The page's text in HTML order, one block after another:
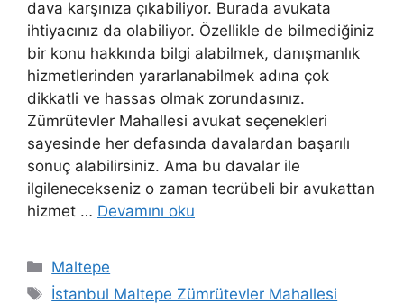
dava karşınıza çıkabiliyor. Burada avukata
ihtiyacınız da olabiliyor. Özellikle de bilmediğiniz
bir konu hakkında bilgi alabilmek, danışmanlık
hizmetlerinden yararlanabilmek adına çok
dikkatli ve hassas olmak zorundasınız.
Zümrütevler Mahallesi avukat seçenekleri
sayesinde her defasında davalardan başarılı
sonuç alabilirsiniz. Ama bu davalar ile
ilgilenecekseniz o zaman tecrübeli bir avukattan
hizmet … Devamını oku
Kategoriler
Maltepe
Etiketler
İstanbul Maltepe Zümrütevler Mahallesi